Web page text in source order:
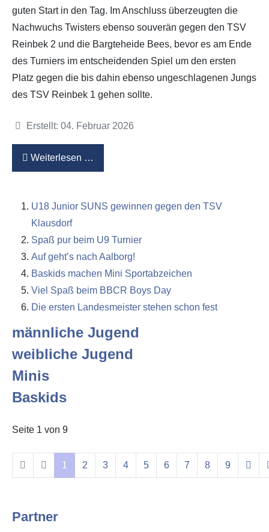
Partner
guten Start in den Tag. Im Anschluss überzeugten die
Nachwuchs Twisters ebenso souverän gegen den TSV
Reinbek 2 und die Bargteheide Bees, bevor es am Ende
des Turniers im entscheidenden Spiel um den ersten
Platz gegen die bis dahin ebenso ungeschlagenen Jungs
des TSV Reinbek 1 gehen sollte.
Details
Erstellt: 04. Februar 2026
Weiterlesen …
U18 Junior SUNS gewinnen gegen den TSV
Klausdorf
Spaß pur beim U9 Turnier
Auf geht’s nach Aalborg!
Baskids machen Mini Sportabzeichen
Viel Spaß beim BBCR Boys Day
Die ersten Landesmeister stehen schon fest
männliche Jugend
weibliche Jugend
Minis
Baskids
Seite 1 von 9
1 2 3 4 5 6 7 8 9